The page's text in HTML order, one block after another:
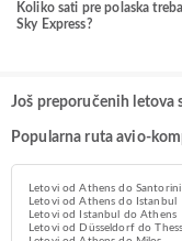
Koliko sati pre polaska
Sky Express?
Još preporučenih letova
Popularna ruta avio-
Letovi od Athens do Santorini
Letovi od Athens do Istanbul
Letovi od Istanbul do Athens
Letovi od Düsseldorf do